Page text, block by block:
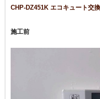
CHP-DZ451K エコキュート交
施工前